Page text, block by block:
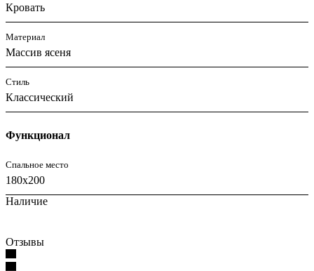
Кровать
Материал
Массив ясеня
Стиль
Классический
Функционал
Спальное место
180x200
Наличие
Отзывы